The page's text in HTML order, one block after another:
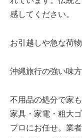
感してください。
お引越しや急な荷
沖縄旅行の強い味方
不用品の処分で家
家具・家電・粗大
プロにお任せ。業